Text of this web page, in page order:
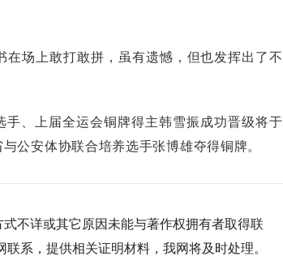
场上敢打敢拼，虽有遗憾，但也发挥出了不
、上届全运会铜牌得主韩雪振成功晋级将于
公安体协联合培养选手张博雄夺得铜牌。
不详或其它原因未能与著作权拥有者取得联
系，提供相关证明材料，我网将及时处理。